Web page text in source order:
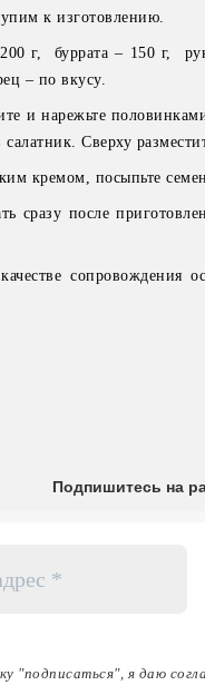
к изготовлению.
г, буррата – 150 г,
– по вкусу.
и нарежьте
Сверху
кремом, посыпьте
сразу после
сопровождения
Подпишитесь на
"подписаться", я даю